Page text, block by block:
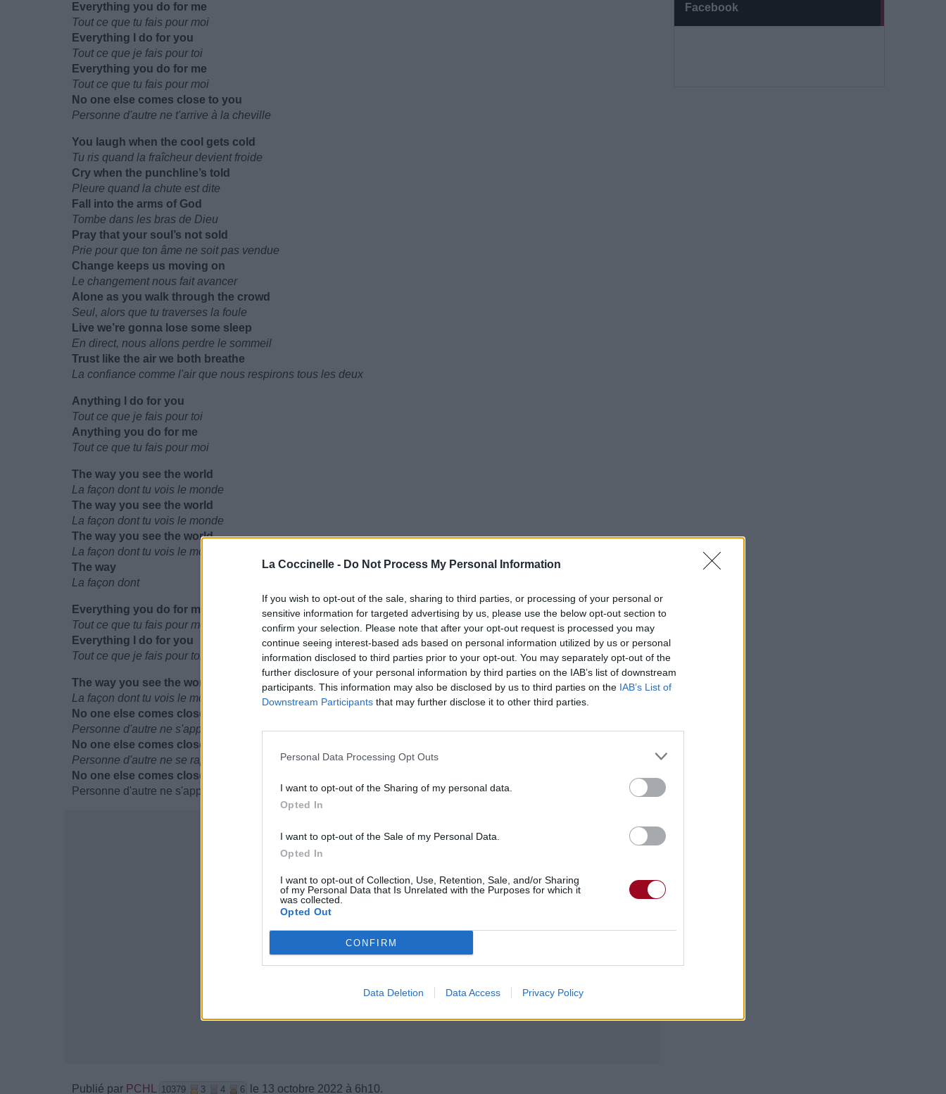
La Coccinelle - Do Not Process My Personal Information
If you wish to opt-out of the sale, sharing to third parties, or processing of your personal or
sensitive information for targeted advertising by us, please use the below opt-out section to
confirm your selection. Please note that after your opt-out request is processed you may
continue seeing interest-based ads based on personal information utilized by us or personal
information disclosed to third parties prior to your opt-out. You may separately opt-out of the
further disclosure of your personal information by third parties on the IAB’s list of downstream
participants. This information may also be disclosed by us to third parties on the IAB’s List of
Downstream Participants that may further disclose it to other third parties.
Personal Data Processing Opt Outs
I want to opt-out of the Sharing of my personal data.
Opted In
I want to opt-out of the Sale of my Personal Data.
Opted In
I want to opt-out of Collection, Use, Retention, Sale, and/or Sharing
of my Personal Data that Is Unrelated with the Purposes for which it
was collected.
Opted Out
CONFIRM
Data Deletion Data Access Privacy Policy
Facebook
Everything you do for me
Tout ce que tu fais pour moi
Everything I do for you
Tout ce que je fais pour toi
Everything you do for me
Tout ce que tu fais pour moi
No one else comes close to you
Personne d'autre ne t'arrive à la cheville
You laugh when the cool gets cold
Tu ris quand la fraîcheur devient froide
Cry when the punchline’s told
Pleure quand la chute est dite
Fall into the arms of God
Tombe dans les bras de Dieu
Pray that your soul’s not sold
Prie pour que ton âme ne soit pas vendue
Change keeps us moving on
Le changement nous fait avancer
Alone as you walk through the crowd
Seul, alors que tu traverses la foule
Live we’re gonna lose some sleep
En direct, nous allons perdre le sommeil
Trust like the air we both breathe
La confiance comme l'air que nous respirons tous les deux
Anything I do for you
Tout ce que je fais pour toi
Anything you do for me
Tout ce que tu fais pour moi
The way you see the world
La façon dont tu vois le monde
The way you see the world
La façon dont tu vois le monde
The way you see the world
La façon dont tu vois le monde
The way
La façon dont
Everything you do for me
Tout ce que tu fais pour moi
Everything I do for you
Tout ce que je fais pour toi
The way you see the world
La façon dont tu vois le monde
No one else comes close to you
Personne d'autre ne s'approche de toi
No one else comes close to you
Personne d'autre ne se rapproche de toi
No one else comes close to you
Personne d'autre ne s'approche de toi
Publié par PCHL 10379 3 4 6 le 13 octobre 2022 à 6h10.